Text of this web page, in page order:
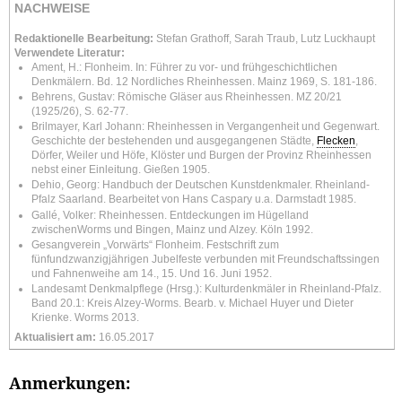
NACHWEISE
Redaktionelle Bearbeitung: Stefan Grathoff, Sarah Traub, Lutz Luckhaupt
Verwendete Literatur:
Ament, H.: Flonheim. In: Führer zu vor- und frühgeschichtlichen
Denkmälern. Bd. 12 Nordliches Rheinhessen. Mainz 1969, S. 181-186.
Behrens, Gustav: Römische Gläser aus Rheinhessen. MZ 20/21
(1925/26), S. 62-77.
Brilmayer, Karl Johann: Rheinhessen in Vergangenheit und Gegenwart.
Geschichte der bestehenden und ausgegangenen Städte, Flecken,
Dörfer, Weiler und Höfe, Klöster und Burgen der Provinz Rheinhessen
nebst einer Einleitung. Gießen 1905.
Dehio, Georg: Handbuch der Deutschen Kunstdenkmaler. Rheinland-
Pfalz Saarland. Bearbeitet von Hans Caspary u.a. Darmstadt 1985.
Gallé, Volker: Rheinhessen. Entdeckungen im Hügelland
zwischenWorms und Bingen, Mainz und Alzey. Köln 1992.
Gesangverein „Vorwärts“ Flonheim. Festschrift zum
fünfundzwanzigjährigen Jubelfeste verbunden mit Freundschaftssingen
und Fahnenweihe am 14., 15. Und 16. Juni 1952.
Landesamt Denkmalpflege (Hrsg.): Kulturdenkmäler in Rheinland-Pfalz.
Band 20.1: Kreis Alzey-Worms. Bearb. v. Michael Huyer und Dieter
Krienke. Worms 2013.
Aktualisiert am: 16.05.2017
Anmerkungen: